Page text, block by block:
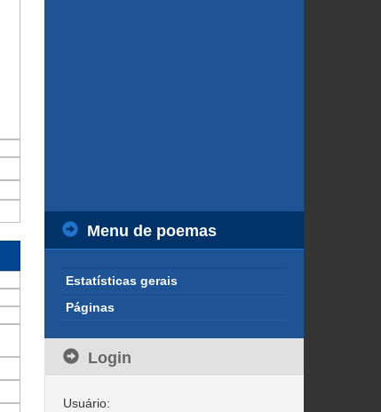
Menu de poemas
Estatísticas gerais
Páginas
Login
Usuário: